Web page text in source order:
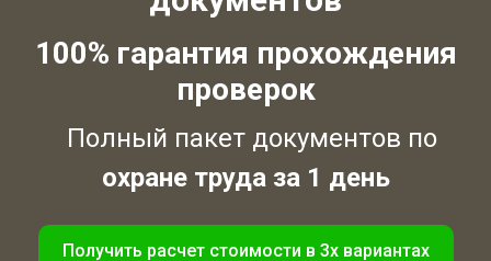
100% гарантия прохождения
проверок
Полный пакет документов по
охране труда за 1 день
Получить расчет стоимости в 3х вариантах